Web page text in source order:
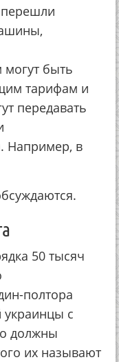
быть
тарифам и
передавать
Например, в
50 тысяч
полтора
с
должны
их называют